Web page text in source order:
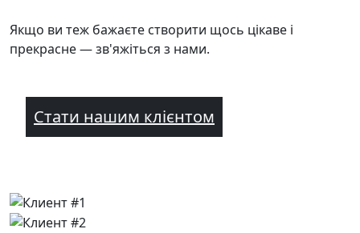
Якщо ви теж бажаєте створити щось цікаве і
прекрасне — зв'яжіться з нами.
Стати нашим клієнтом